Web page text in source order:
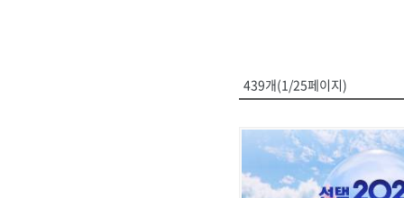
439개(1/25페이지)